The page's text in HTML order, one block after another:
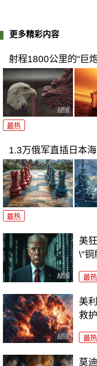
更多精彩内容
射程1800公里的“巨
最热
1.3万俄军直插日本
最热
美
\"铜
最热
美
救
最热
莫